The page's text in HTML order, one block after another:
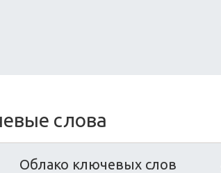
слова
Облако ключевых слов